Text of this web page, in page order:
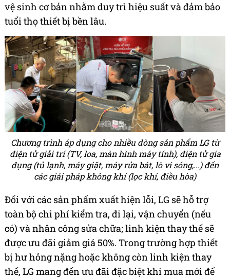
vệ sinh cơ bản nhằm duy trì hiệu suất và đảm bảo
tuổi thọ thiết bị bền lâu.
Chương trình áp dụng cho nhiều dòng sản phẩm LG từ
điện tử giải trí (TV, loa, màn hình máy tính), điện tử gia
dụng (tủ lạnh, máy giặt, máy rửa bát, lò vi sóng,...) đến
các giải pháp không khí (lọc khí, điều hòa)
Đối với các sản phẩm xuất hiện lỗi, LG sẽ hỗ trợ
toàn bộ chi phí kiểm tra, đi lại, vận chuyển (nếu
có) và nhân công sửa chữa; linh kiện thay thế sẽ
được ưu đãi giảm giá 50%. Trong trường hợp thiết
bị hư hỏng nặng hoặc không còn linh kiện thay
thế, LG mang đến ưu đãi đặc biệt khi mua mới để